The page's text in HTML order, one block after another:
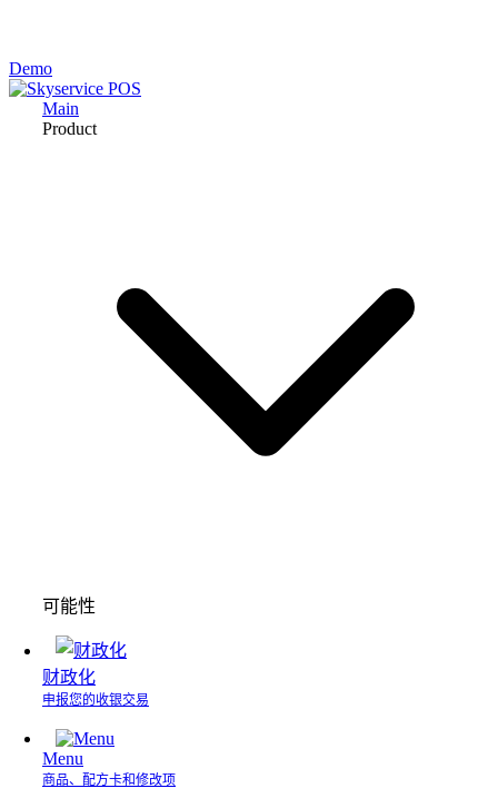
Demo
Main
Product
可能性
财政化
申报您的收银交易
Menu
商品、配方卡和修改项